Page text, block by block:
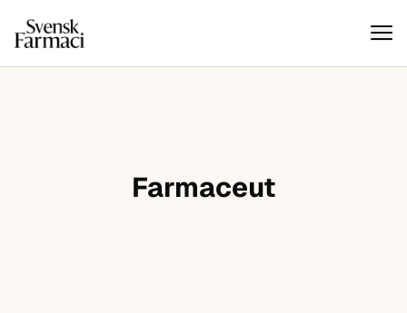
Hoppa till innehåll
Svensk farmaci
Farmaceut